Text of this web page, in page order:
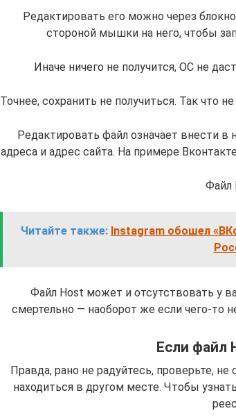
Редактировать его можно через
стороной мышки на него, чтобы
Иначе ничего не получится, ОС не
Точнее, сохранить не получиться. Так что
Редактировать файл означает внести в
адреса и адрес сайта. На примере
Файл
Читайте также: Instagram обошел
Файл Host может и отсутствовать у
смертельно — наоборот же если чего-то
Если файл
Правда, рано не радуйтесь, проверьте,
находиться в другом месте. Чтобы